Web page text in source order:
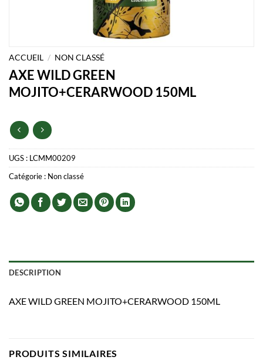
ACCUEIL / NON CLASSÉ
AXE WILD GREEN
MOJITO+CERARWOOD 150ML
UGS : LCMM00209
Catégorie : Non classé
DESCRIPTION
AXE WILD GREEN MOJITO+CERARWOOD 150ML
PRODUITS SIMILAIRES